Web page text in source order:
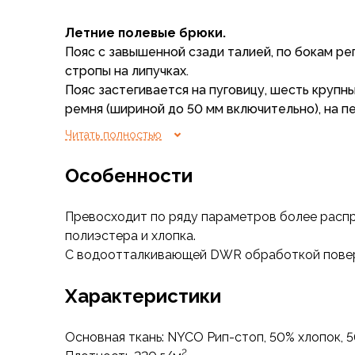
Беговые и спортивные
Пончо и дождевики
Пуховые куртки
Куртки с синтетическим утеплителем
Жилеты
Брюки
Брюки софтшелл и ветрозащита
Брюки с синтетическим утеплителем
Беговые и спортивные
Шорты
Термобелье
Термолеггинсы
Толстовки, худи
Летние полевые брюки.
Пояс с завышенной сзади талией, по бокам
стропы на липучках.
Пояс застегивается на пуговицу, шесть
ремня (шириной до 50 мм включительно), на
имеются петли для крепления страховочных
Гульфик на молнии.
Ластовица для свободы движения и защиты
Область сиденья усилена накладкой из
Врезные задние карманы с клапанами на
Боковые подрезные карманы с открытым
Артикулированные колени с боковыми
предусмотрена).
Читать полностью
Особенности
Превосходит по ряду параметров более
полиэстера и хлопка.
С водоотталкивающей DWR обработкой
Характеристики
Основная ткань: NYCO Рип-стоп, 50% хлопок,
2